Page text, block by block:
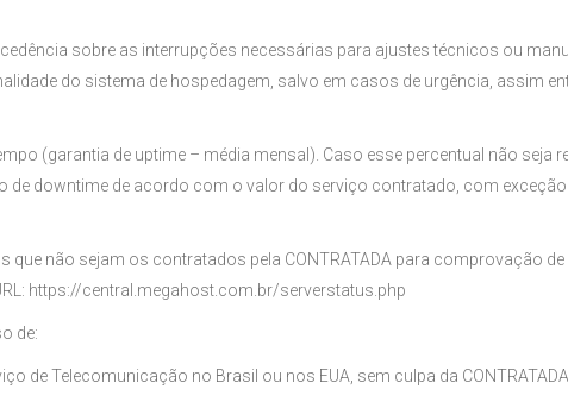
sobre as interrupções necessárias para ajustes técnicos ou
do sistema de hospedagem, salvo em casos de urgência, assim
(garantia de uptime – média mensal). Caso esse percentual não seja
de downtime de acordo com o valor do serviço contratado, com
não sejam os contratados pela CONTRATADA para comprovação
https://central.megahost.com.br/serverstatus.php
de:
de Telecomunicação no Brasil ou nos EUA, sem culpa da